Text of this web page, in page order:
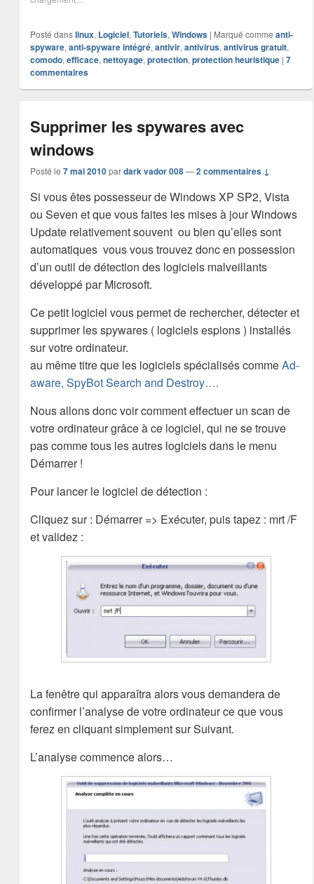
Posté dans linux, Logiciel, Tutoriels, Windows | Marqué comme anti-
spyware, anti-spyware intégré, antivir, antivirus, antivirus gratuit,
comodo, efficace, nettoyage, protection, protection heuristique | 7
commentaires
Supprimer les spywares avec
windows
Posté le 7 mai 2010 pardark vador 008 —2 commentaires ↓
Si vous êtes possesseur de Windows XP SP2, Vista
ou Seven et que vous faites les mises à jour Windows
Update relativement souvent ou bien qu’elles sont
automatiques vous vous trouvez donc en possession
d’un outil de détection des logiciels malveillants
développé par Microsoft.
Ce petit logiciel vous permet de rechercher, détecter et
supprimer les spywares ( logiciels espions ) installés
sur votre ordinateur.
au même titre que les logiciels spécialisés commeAd-
aware, SpyBot Search and Destroy….
Nous allons donc voir comment effectuer un scan de
votre ordinateur grâce à ce logiciel, qui ne se trouve
pas comme tous les autres logiciels dans le menu
Démarrer !
Pour lancer le logiciel de détection :
Cliquez sur : Démarrer => Exécuter, puis tapez : mrt /F
et validez :
La fenêtre qui apparaîtra alors vous demandera de
confirmer l’analyse de votre ordinateur ce que vous
ferez en cliquant simplement sur Suivant.
L’analyse commence alors…